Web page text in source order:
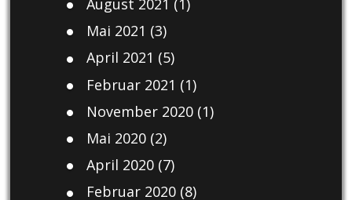
August 2021 (1)
Mai 2021 (3)
April 2021 (5)
Februar 2021 (1)
November 2020(1)
Mai 2020(2)
April 2020(7)
Februar 2020(8)